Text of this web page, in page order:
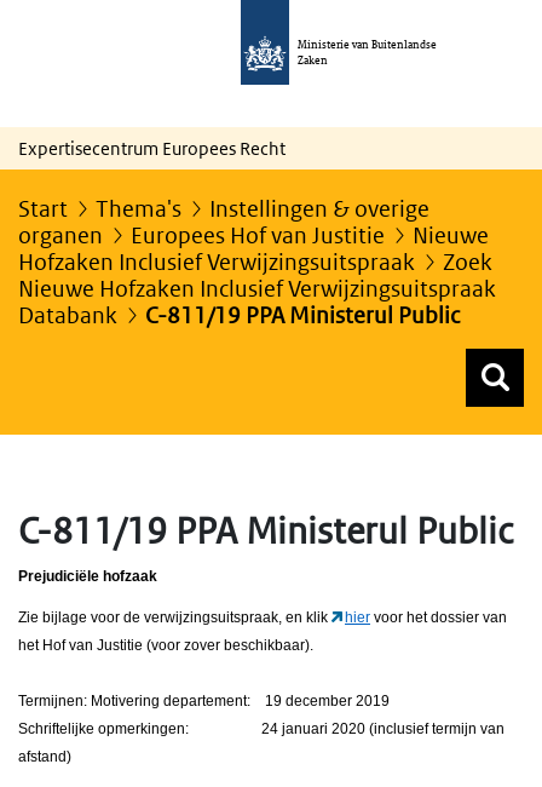
Ministerie van Buitenlandse
Zaken
Expertisecentrum Europees Recht
Start Thema's
Instellingen & overige
organen
Europees Hof van Justitie
Nieuwe
Hofzaken Inclusief Verwijzingsuitspraak
Zoek
Nieuwe Hofzaken Inclusief Verwijzingsuitspraak
Databank
C-811/19 PPA Ministerul Public
C-811/19 PPA Ministerul Public
Prejudiciële hofzaak
Zie bijlage voor de verwijzingsuitspraak, en klik hier voor het dossier van
het Hof van Justitie (voor zover beschikbaar).
Termijnen: Motivering departement: 19 december 2019
Schriftelijke opmerkingen: 24 januari 2020 (inclusief termijn van
afstand)